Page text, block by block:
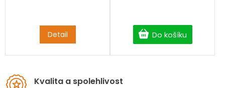
Detail Do košíku
Kvalita a spolehlivost